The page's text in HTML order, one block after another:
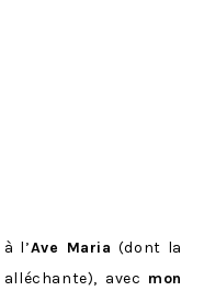
l’Ave Maria (dont la
avec mon